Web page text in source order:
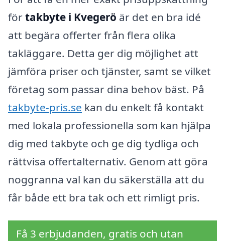
förtakbyte i Kvegerö är det en bra idé
att begära offerter från flera olika
takläggare. Detta ger dig möjlighet att
jämföra priser och tjänster, samt se vilket
företag som passar dina behov bäst. På
takbyte-pris.se kan du enkelt få kontakt
med lokala professionella som kan hjälpa
dig med takbyte och ge dig tydliga och
rättvisa offertalternativ. Genom att göra
noggranna val kan du säkerställa att du
får både ett bra tak och ett rimligt pris.
Få 3 erbjudanden, gratis och utan